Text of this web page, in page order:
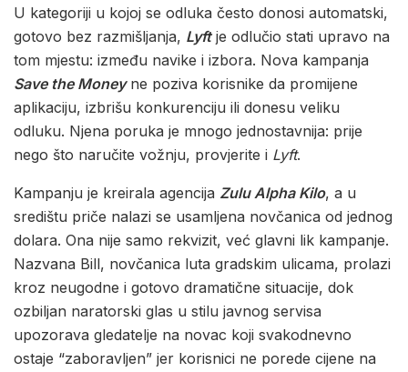
U kategoriji u kojoj se odluka često donosi automatski,
gotovo bez razmišljanja, Lyftje odlučio stati upravo na
tom mjestu: između navike i izbora. Nova kampanja
Save the Moneyne poziva korisnike da promijene
aplikaciju, izbrišu konkurenciju ili donesu veliku
odluku. Njena poruka je mnogo jednostavnija: prije
nego što naručite vožnju, provjerite i Lyft.
Kampanju je kreirala agencija Zulu Alpha Kilo, a u
središtu priče nalazi se usamljena novčanica od jednog
dolara. Ona nije samo rekvizit, već glavni lik kampanje.
Nazvana Bill, novčanica luta gradskim ulicama, prolazi
kroz neugodne i gotovo dramatične situacije, dok
ozbiljan naratorski glas u stilu javnog servisa
upozorava gledatelje na novac koji svakodnevno
ostaje “zaboravljen” jer korisnici ne porede cijene na